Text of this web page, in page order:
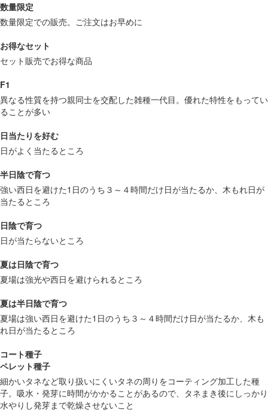
数量限定
数量限定での販売。ご注文はお早めに
お得なセット
セット販売でお得な商品
F1
異なる性質を持つ親同士を交配した雑種一代目。優れた特性をもってい
ることが多い
日当たりを好む
日がよく当たるところ
半日陰で育つ
強い西日を避けた1日のうち３～４時間だけ日が当たるか、木もれ日が
当たるところ
日陰で育つ
日が当たらないところ
夏は日陰で育つ
夏場は強光や西日を避けられるところ
夏は半日陰で育つ
夏場は強い西日を避けた1日のうち３～４時間だけ日が当たるか、木も
れ日が当たるところ
コート種子
ペレット種子
細かいタネなど取り扱いにくいタネの周りをコーティング加工した種
子。吸水・発芽に時間がかかることがあるので、タネまき後にしっかり
水やりし発芽まで乾燥させないこと